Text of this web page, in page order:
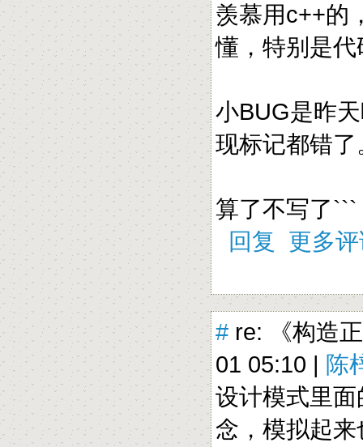
羡慕用c++的
懂，特别是
小BUG是昨
现标记都错
算了不写了
回复
更多
# re: 《构造
01 05:10 | 陈
设计模式里
念，模拟起